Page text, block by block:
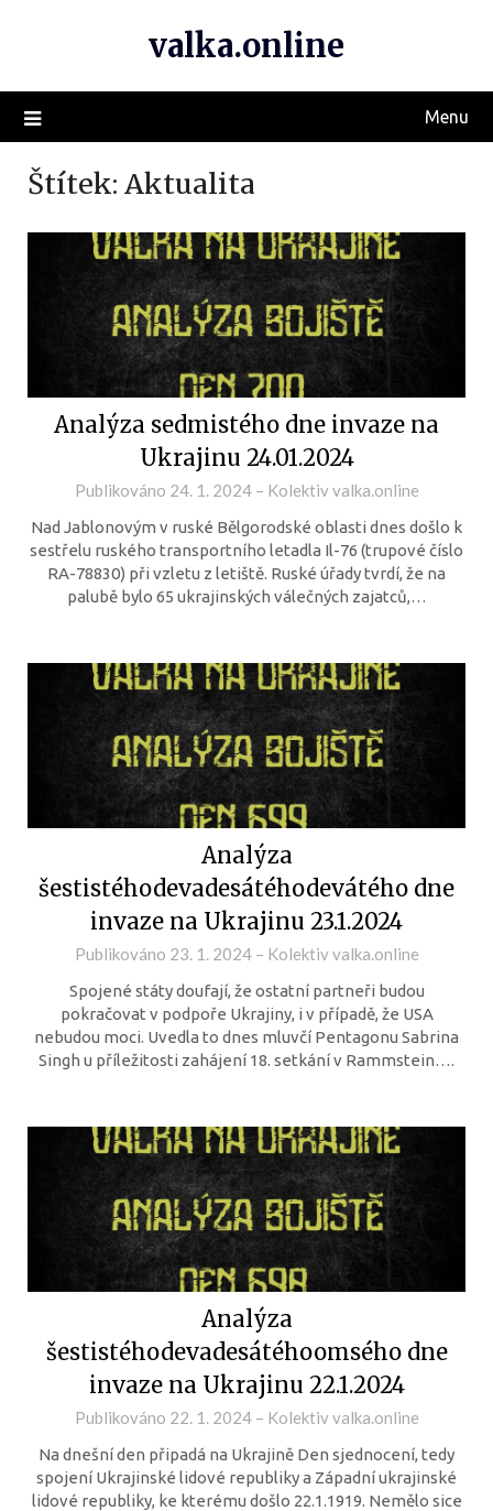
valka.online
Menu
Štítek: Aktualita
Analýza sedmistého dne invaze na
Ukrajinu 24.01.2024
Publikováno 24. 1. 2024– Kolektiv valka.online
Nad Jablonovým v ruské Bělgorodské oblasti dnes došlo k
sestřelu ruského transportního letadla Il-76 (trupové číslo
RA-78830) při vzletu z letiště. Ruské úřady tvrdí, že na
palubě bylo 65 ukrajinských válečných zajatců,…
Analýza
šestistéhodevadesátéhodevátého dne
invaze na Ukrajinu 23.1.2024
Publikováno 23. 1. 2024– Kolektiv valka.online
Spojené státy doufají, že ostatní partneři budou
pokračovat v podpoře Ukrajiny, i v případě, že USA
nebudou moci. Uvedla to dnes mluvčí Pentagonu Sabrina
Singh u příležitosti zahájení 18. setkání v Rammstein….
Analýza
šestistéhodevadesátéhoomsého dne
invaze na Ukrajinu 22.1.2024
Publikováno 22. 1. 2024– Kolektiv valka.online
Na dnešní den připadá na Ukrajině Den sjednocení, tedy
spojení Ukrajinské lidové republiky a Západní ukrajinské
lidové republiky, ke kterému došlo 22.1.1919. Nemělo sice